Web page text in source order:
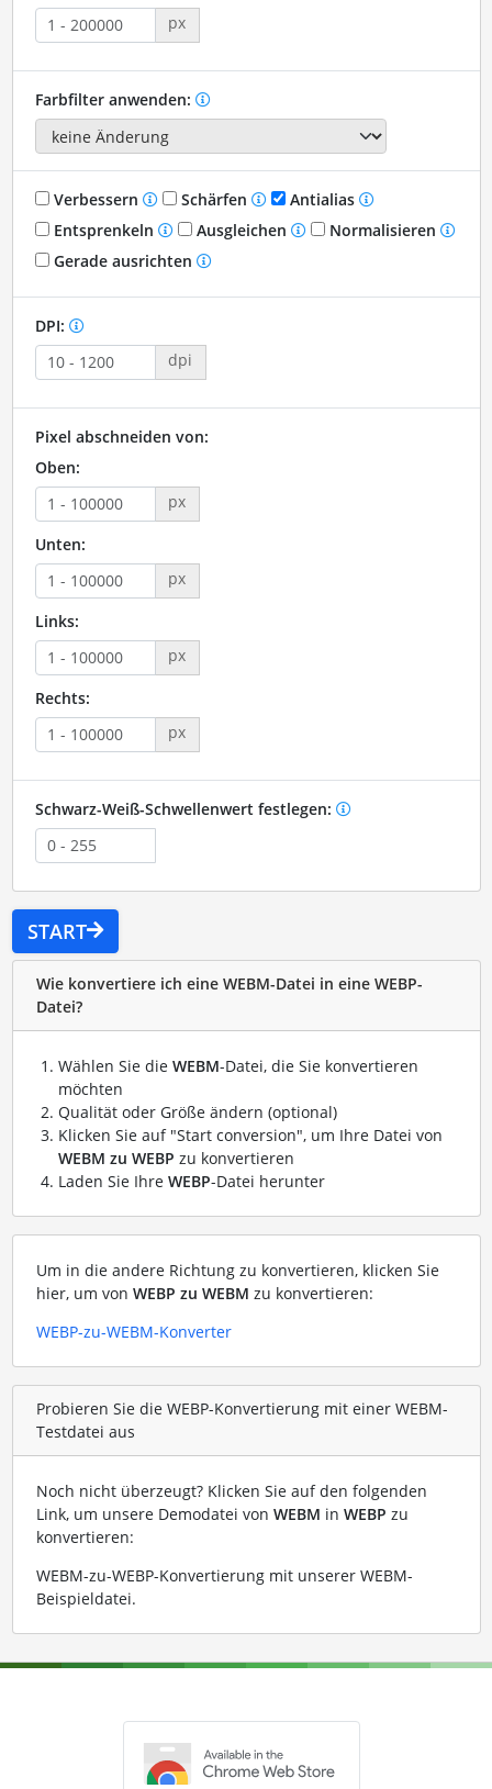
px
Farbfilter anwenden:
Verbessern Schärfen
Antialias
Entsprenkeln
Ausgleichen
Normalisieren
Gerade ausrichten
DPI:
dpi
Pixel abschneiden von:
Oben:
px
Unten:
px
Links:
px
Rechts:
px
Schwarz-Weiß-Schwellenwert festlegen:
START
Wie konvertiere ich eine WEBM-Datei in eine WEBP-
Datei?
Wählen Sie die WEBM-Datei, die Sie konvertieren
möchten
Qualität oder Größe ändern (optional)
Klicken Sie auf "Start conversion", um Ihre Datei von
WEBM zu WEBP zu konvertieren
Laden Sie Ihre WEBP-Datei herunter
Um in die andere Richtung zu konvertieren, klicken Sie
hier, um von WEBP zu WEBM zu konvertieren:
WEBP-zu-WEBM-Konverter
Probieren Sie die WEBP-Konvertierung mit einer WEBM-
Testdatei aus
Noch nicht überzeugt? Klicken Sie auf den folgenden
Link, um unsere Demodatei von WEBM in WEBP zu
konvertieren:
WEBM-zu-WEBP-Konvertierung mit unserer WEBM-
Beispieldatei.